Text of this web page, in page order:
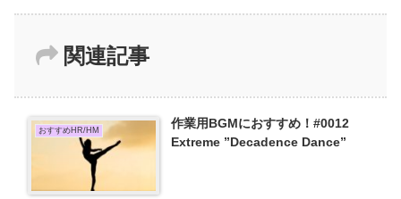
関連記事
おすすめHR/HM
作業用BGMにおすすめ！#0012
Extreme ”Decadence Dance”